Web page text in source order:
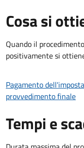
Cosa si
Quando il
positivamente si
Pagamento
provvedimento finale
Tempi e